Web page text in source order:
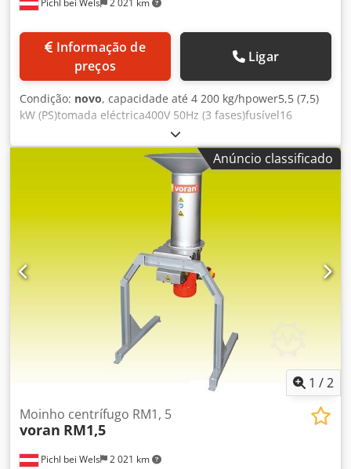
Pichl bei Wels 2 021 km
preços
Ligar
Condição: novo, capacidade até 4 200 kg/hpower5,5 (7,5)
kW (PS)tomada eléctrica400V 50Hz (3 fases)fusível16
Adimensions:comprimento725 mmwidth690 mmheight1
440 mminsertion resp. altura de descarga1 440
mmweight70 kgmaterial1.4301 / AISI 304mash altura de
descarga470 mm adequados para suporte de distribuição
de frutos de caroço e de sementes, 9 mm de tela de corte
Anúncio classificado
1 /2
Pichl bei Wels 2 021 km
Moinho centrífugo RM1, 5
voran RM1,5